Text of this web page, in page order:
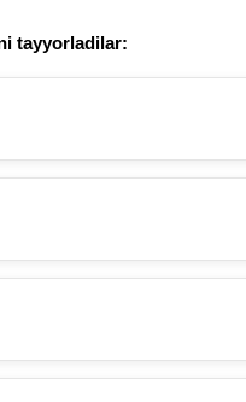
tayyorladilar: